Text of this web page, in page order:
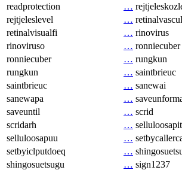
readprotection
…
rejtjeleslevel
…
retinalvisualfi
… rinovirus
rinoviruso
… ronniecuber
ronniecuber
… rungkun
rungkun
… saintbrieuc
saintbrieuc
… sanewai
sanewapa
…
saveuntil
… scrid
scridarh
…
selluloosapuu
…
setbyiclputdoeq
…
shingosuetsugu
… sign1237